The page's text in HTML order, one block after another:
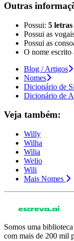
Outras
Possui: 5 letras
Possui as
Possui as
O nome escrito
Blog / Artigos
Nomes
Dicionário de
Dicionário de
Veja também:
Willy
Wilha
Wilia
Welio
Wili
Mais Nomes
Somos uma
com mais de 200 mil